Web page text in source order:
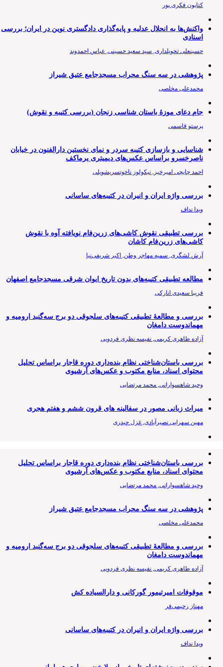
کتایون فکری پور
واکنش‌ها به انحلال عدلیه و پایه‌گذاری دادگستری نوین در ایران؛ بررسی
اسنادی
حسینعلی تحویلداری, سید سعید حسینی, عباس احمدوند
پژوهشی در سه سنگ محراب مسجدجامع عتیق شیراز
محمدعلی مخلصی
جام دعای موزۀ باستان شناسی زنجان (بررسی کتیبه و نقوش)
پرستو قاسمی
شناسایی و بازسازی کتیبه سردر و نمای نخستین دارالفنون در خیابان
ناصرخسرو براساس عکس‌های دیمیتری یرماکف
احمد چایچی امیرخیز, نیکولوز ناخوتسریشویلی
بررسی واژه ایران و انیران در کتیبه‌های ساسانی
ویدا نداف
بررسی تطبیقی نقوش کاشی‌های زرین‌فام نویافته آوه با نقوش
کاشی‌های زرین‌فام کاشان
آرش لشگری, سمیه مهاجر وطن, اکبر شریفی‌نیا
مطالعه تطبیقی کتیبه‌های بدون تاریخ ایوان شرقی مسجدجامع اصفهان
فریبا سعیدی انارکی
بررسی و مطالعۀ تطبیقی کتیبه‌های سلجوقی دو برج سه‌گنبد ارومیه و
مهماندوست دامغان
آزاده طاهری کریمی, نفیسه نظری فردویی
بررسی باستان‌شناختی نظام بنده‌داری دوره قاجار براساس تحلیل
محتوای اسناد، منابع مکتوب و عکس‌های آرشیوی
وحید شاهسوارانی, محمد مرتضایی
میراث زبانی مصور در سفالینه های قرون ششم و هفتم هجری
مهین سهرابی نصیرآبادی, غزل حیدری
بررسی باستان‌شناختی نظام بنده‌داری دوره قاجار براساس تحلیل
محتوای اسناد، منابع مکتوب و عکس‌های آرشیوی
وحید شاهسوارانی, محمد مرتضایی
پژوهشی در سه سنگ محراب مسجدجامع عتیق شیراز
محمدعلی مخلصی
بررسی و مطالعۀ تطبیقی کتیبه‌های سلجوقی دو برج سه‌گنبد ارومیه و
مهماندوست دامغان
آزاده طاهری کریمی, نفیسه نظری فردویی
موقوفات امیرتیمور گورکانی و دارالسیاده کش
مهناز رحیمی‌فر
بررسی واژه ایران و انیران در کتیبه‌های ساسانی
ویدا نداف